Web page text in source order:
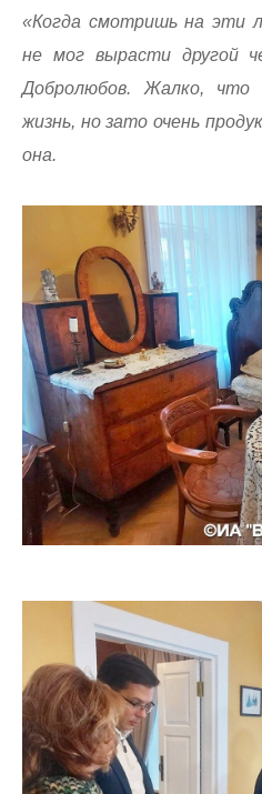
«Когда смотришь на эти
не мог вырасти другой
Добролюбов. Жалко,
жизнь, но зато очень
она.